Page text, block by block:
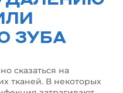
ЗУБА
сказаться на
тканей. В некоторых